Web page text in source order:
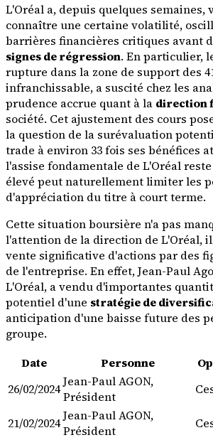
L'Oréal a, depuis quelques semaines,
connaître une certaine volatilité,
barrières financières critiques avant
signes de régression. En particulier,
rupture dans la zone de support des
infranchissable, a suscité chez les
prudence accrue quant à la direction
société. Cet ajustement des cours
la question de la surévaluation
trade à environ 33 fois ses bénéfices
l'assise fondamentale de L'Oréal
élevé peut naturellement limiter les
d'appréciation du titre à court terme.
Cette situation boursière n'a pas
l'attention de la direction de L'Oréal,
vente significative d'actions par des
de l'entreprise. En effet, Jean-Paul
L'Oréal, a vendu d'importantes
potentiel d'une stratégie de
anticipation d'une baisse future des
groupe.
Date
Personne
26/02/2024Jean-Paul AGON,
Président
21/02/2024Jean-Paul AGON,
Président